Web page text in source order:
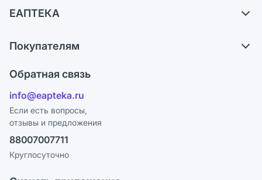
Самовывоз из аптек
Ответы на вопросы
Блог
ЕАПТЕКА
Карьера
Поставщики
Лицензия
Реклама на сайте
Ваши товары на ЕАПТЕКЕ
Покупателям
Программа СберСпасибо
Политика конфиденциальности
Пользовательское соглашение
Политика рекомендаций
Обратная связь
info@eapteka.ru
Если есть вопросы,
отзывы и предложения
88007007711
Круглосуточно